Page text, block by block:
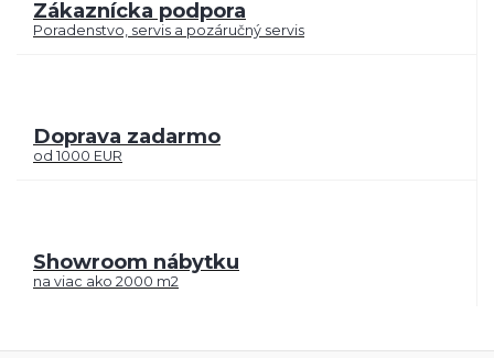
Zákaznícka podpora
Poradenstvo, servis a pozáručný servis
Doprava zadarmo
od 1000 EUR
Showroom nábytku
na viac ako 2000 m2